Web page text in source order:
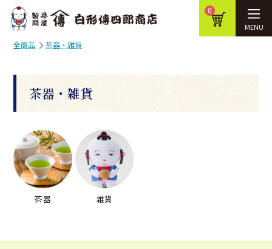
0
MENU
全商品 茶器・雑貨
茶器・雑貨
茶器 雑貨